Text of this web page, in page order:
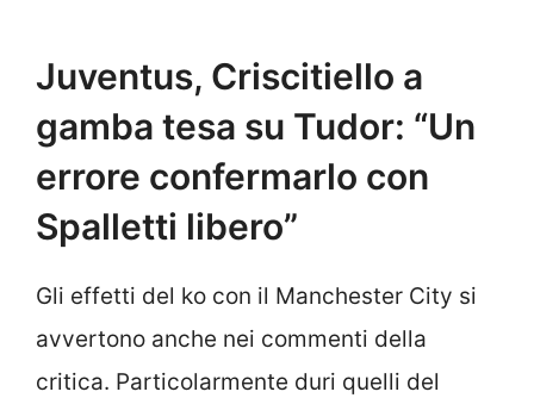
Juventus, Criscitiello a
gamba tesa su Tudor: “Un
errore confermarlo con
Spalletti libero”
Gli effetti del ko con il Manchester City si
avvertono anche nei commenti della
critica. Particolarmente duri quelli del